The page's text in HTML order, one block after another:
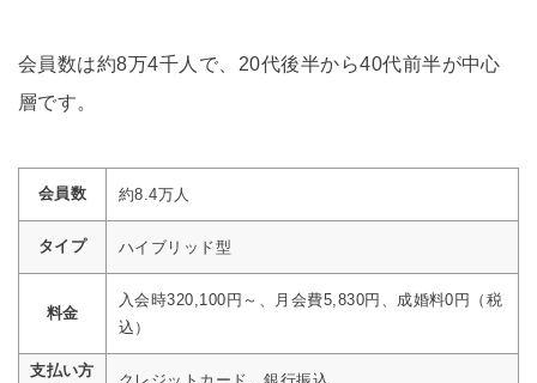
会員数は約8万4千人で、20代後半から40代前半が中心
層です。
会員数 約8.4万人
タイプ ハイブリッド型
料金
入会時320,100円～、月会費5,830円、成婚料0円（税
込）
支払い方